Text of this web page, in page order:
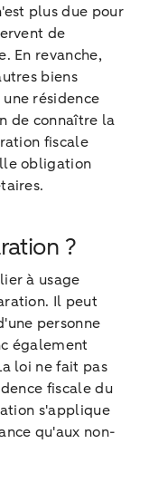
plus due pour
de
En revanche,
biens
résidence
de connaître la
fiscale
obligation
?
à usage
Il peut
personne
également
loi ne fait pas
fiscale du
s'applique
qu'aux non-